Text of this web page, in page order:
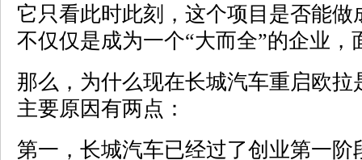
它只看此时此刻，这个项目是否能
不仅仅是成为一个“大而全”的企业，
那么，为什么现在长城汽车重启欧
主要原因有两点：
第一，长城汽车已经过了创业第一